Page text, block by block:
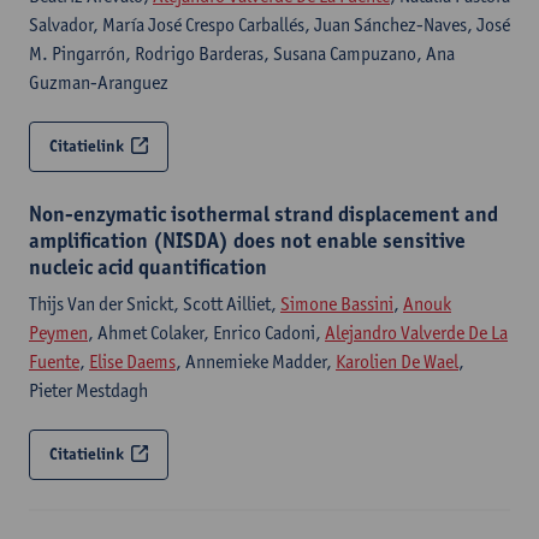
Salvador, María José Crespo Carballés, Juan Sánchez-Naves, José
M. Pingarrón, Rodrigo Barderas, Susana Campuzano, Ana
Guzman-Aranguez
Citatielink
Non-enzymatic isothermal strand displacement and
amplification (NISDA) does not enable sensitive
nucleic acid quantification
Thijs Van der Snickt, Scott Ailliet, Simone Bassini, Anouk
Peymen, Ahmet Colaker, Enrico Cadoni, Alejandro Valverde De La
Fuente, Elise Daems, Annemieke Madder, Karolien De Wael,
Pieter Mestdagh
Citatielink